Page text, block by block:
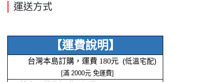
運送方式
【運費說明】
台灣本島訂購，運費 180元 (低溫宅配)
[滿 2000元 免運費]